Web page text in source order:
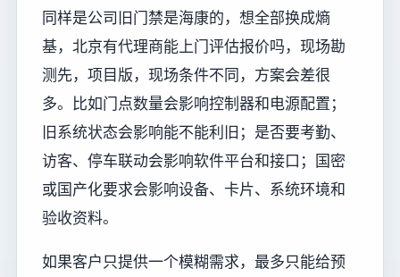
同样是公司旧门禁是海康的，想全部换成熵
基，北京有代理商能上门评估报价吗，现场勘
测先，项目版，现场条件不同，方案会差很
多。比如门点数量会影响控制器和电源配置；
旧系统状态会影响能不能利旧；是否要考勤、
访客、停车联动会影响软件平台和接口；国密
或国产化要求会影响设备、卡片、系统环境和
验收资料。
如果客户只提供一个模糊需求，最多只能给预